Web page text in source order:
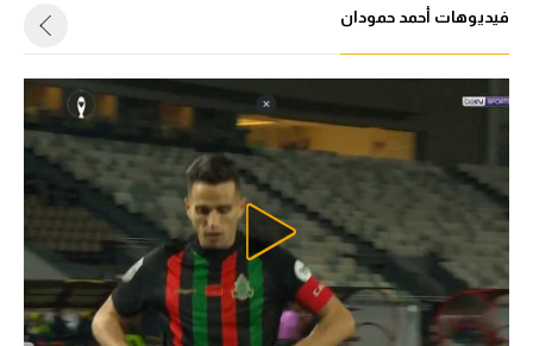
رياضات أخرى
كرة السلة الأمريكية
كرة سلة
كرة يد
كرة طائرة
فيديوهات أحمد حمودان